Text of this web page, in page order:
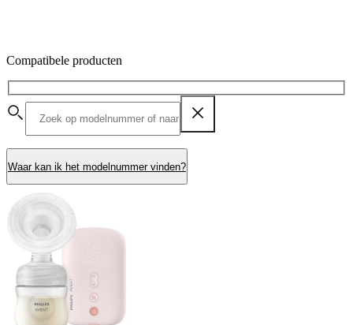
Compatibele producten
Waar kan ik het modelnummer vinden?